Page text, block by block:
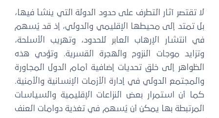
لا تقتصر آثار التطرف على حدود الدولة التي ينشأ فيها،
بل تمتد إلى محيطها الإقليمي والدولي، إذ قد يُسهم
في انتشار الإرهاب العابر للحدود، وتهريب الأسلحة،
وتزايد موجات النزوح والهجرة القسرية. وتؤدي هذه
الظواهر إلى خلق تحديات إضافية أمام الدول المجاورة
والمجتمع الدولي في إدارة الأزمات الإنسانية والأمنية.
كما أن استمرار بعض النزاعات الإقليمية والسياسات
المرتبطة بها يمكن أن يُسهم في تغذية دوامات العنف